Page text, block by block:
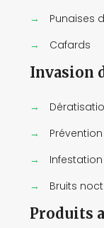
→
Punaises
→
Cafards
Invasion
→
→
→
→
Bruits
Produits